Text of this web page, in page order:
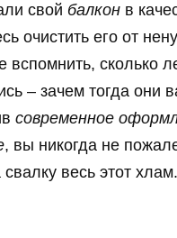
свой балкон в
очистить его от
вспомнить, сколько
– зачем тогда они
современное
, вы никогда не
весь этот хлам.